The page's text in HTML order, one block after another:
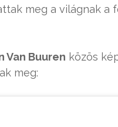
meg a világnak a
Van Buuren közös
meg: